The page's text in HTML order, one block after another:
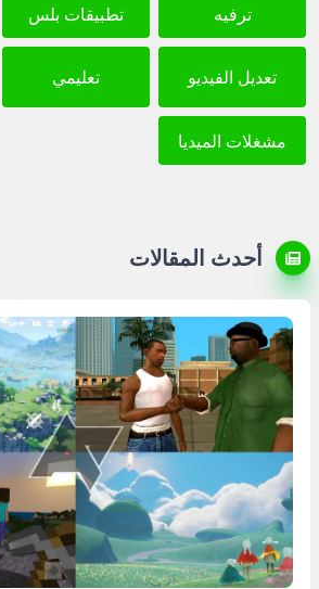
ترفيه تطبيقات بلس
تعديل الفيديو تعليمي
مشغلات الميديا
أحدث المقالات